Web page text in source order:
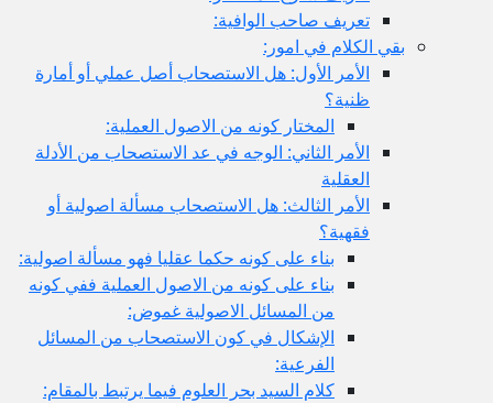
تعريف صاحب الوافية:
بقي الكلام في امور:
الأمر الأول: هل الاستصحاب أصل عملي أو أمارة
ظنية؟
المختار كونه من الاصول العملية:
الأمر الثاني: الوجه في عد الاستصحاب من الأدلة
العقلية
الأمر الثالث: هل الاستصحاب مسألة اصولية أو
فقهية؟
بناء على كونه حكما عقليا فهو مسألة اصولية:
بناء على كونه من الاصول العملية ففي كونه
من المسائل الاصولية غموض:
الإشكال في كون الاستصحاب من المسائل
الفرعية:
كلام السيد بحر العلوم فيما يرتبط بالمقام: